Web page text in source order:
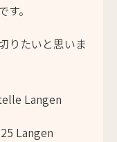
。
りたいと思いま
Langen
Langen